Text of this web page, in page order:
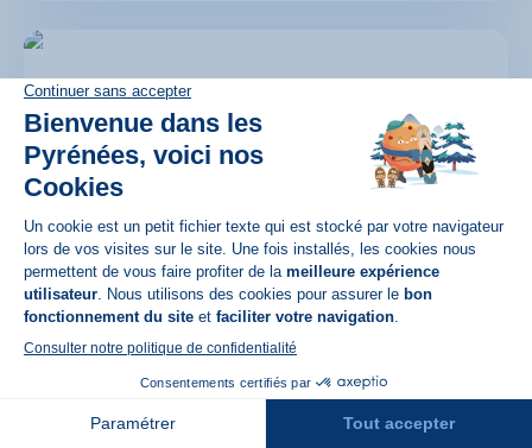
Nice T2 village center 35m² 3* CHARDON BLEU |
2-room apartment
4